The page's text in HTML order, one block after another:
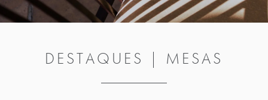
DESTAQUES | MESAS